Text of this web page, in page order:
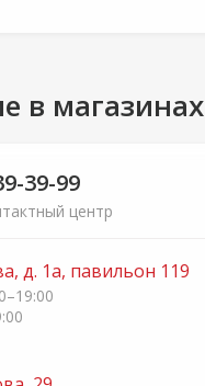
в магазинах
39-99
центр
д. 1а, павильон 119